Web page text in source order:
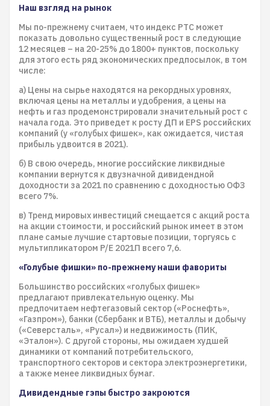
Наш взгляд на рынок
Мы по-прежнему считаем, что индекс РТС может
показать довольно существенный рост в следующие
12 месяцев – на 20-25% до 1800+ пунктов, поскольку
для этого есть ряд экономических предпосылок, в том
числе:
а) Цены на сырье находятся на рекордных уровнях,
включая цены на металлы и удобрения, а цены на
нефть и газ продемонстрировали значительный рост с
начала года. Это приведет к росту ДП и EPS российских
компаний (у «голубых фишек», как ожидается, чистая
прибыль удвоится в 2021).
б) В свою очередь, многие российские ликвидные
компании вернутся к двузначной дивидендной
доходности за 2021 по сравнению с доходностью ОФЗ
всего 7%.
в) Тренд мировых инвестиций смещается с акций роста
на акции стоимости, и российский рынок имеет в этом
плане самые лучшие стартовые позиции, торгуясь с
мультипликатором P/E 2021П всего 7,6.
«Голубые фишки» по-прежнему наши фавориты
Большинство российских «голубых фишек»
предлагают привлекательную оценку. Мы
предпочитаем нефтегазовый сектор («Роснефть»,
«Газпром»), банки (Сбербанк и ВТБ), металлы и добычу
(«Северсталь», «Русал») и недвижимость (ПИК,
«Эталон»). C другой стороны, мы ожидаем худшей
динамики от компаний потребительского,
транспортного секторов и сектора электроэнергетики,
а также менее ликвидных бумаг.
Дивидендные гэпы быстро закроются